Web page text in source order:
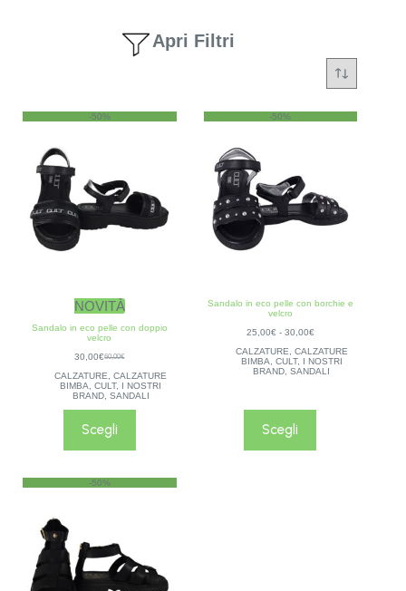
Apri Filtri
-50%
NOVITÀ
Sandalo in eco pelle con doppio
velcro
60,00€
30,00€
CALZATURE
,CALZATURE
BIMBA
,CULT, I NOSTRI
BRAND, SANDALI
Scegli
-50%
Sandalo in eco pelle con borchie e
velcro
25,00€ - 30,00€
CALZATURE
CALZATURE
BIMBA
CULT, I NOSTRI
BRAND ,SANDALI
Scegli
-50%